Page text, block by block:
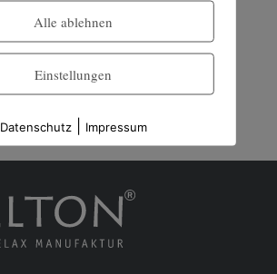
Alle ablehnen
Einstellungen
Datenschutz| Impressum